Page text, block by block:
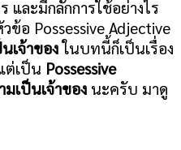
และมีกลักการใช้อย่างไร
ข้อ Possessive Adjective
เจ้าของในบทนี้ก็เป็นเรื่อง
ต่เป็น Possessive
เป็นเจ้าของ นะครับ มาดู